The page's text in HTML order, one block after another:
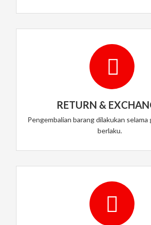
RETURN &
Pengembalian barang dilakukan selama
berlaku.